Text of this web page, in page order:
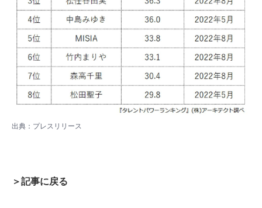
出典： プレスリリース
＞記事に戻る